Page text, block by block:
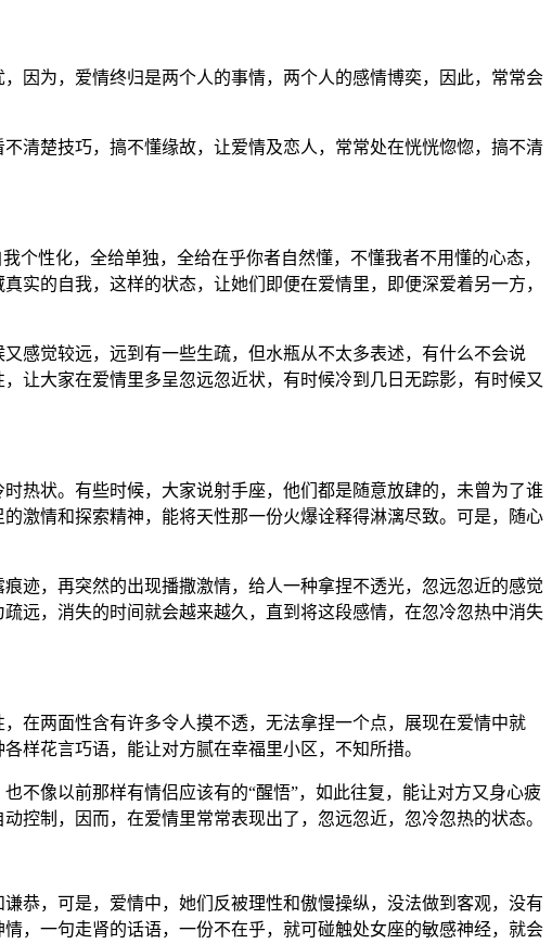
因为，爱情终归是两个人的事情，两个人的感情博奕，因此，常常会
清楚技巧，搞不懂缘故，让爱情及恋人，常常处在恍恍惚惚，搞不清
个性化，全给单独，全给在乎你者自然懂，不懂我者不用懂的心态，
实的自我，这样的状态，让她们即便在爱情里，即便深爱着另一方，
感觉较远，远到有一些生疏，但水瓶从不太多表述，有什么不会说
让大家在爱情里多呈忽远忽近状，有时候冷到几日无踪影，有时候又
热状。有些时候，大家说射手座，他们都是随意放肆的，未曾为了谁
激情和探索精神，能将天性那一份火爆诠释得淋漓尽致。可是，随心
迹，再突然的出现播撒激情，给人一种拿捏不透光，忽远忽近的感觉
远，消失的时间就会越来越久，直到将这段感情，在忽冷忽热中消失
在两面性含有许多令人摸不透，无法拿捏一个点，展现在爱情中就
样花言巧语，能让对方腻在幸福里小区，不知所措。
不像以前那样有情侣应该有的“醒悟”，如此往复，能让对方又身心疲
控制，因而，在爱情里常常表现出了，忽远忽近，忽冷忽热的状态。
恭，可是，爱情中，她们反被理性和傲慢操纵，没法做到客观，没有
，一句走肾的话语，一份不在乎，就可碰触处女座的敏感神经，就会